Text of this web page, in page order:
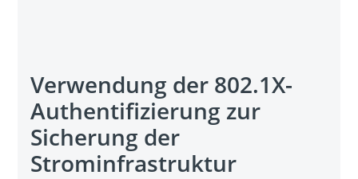
Verwendung der 802.1X-
Authentifizierung zur
Sicherung der
Strominfrastruktur